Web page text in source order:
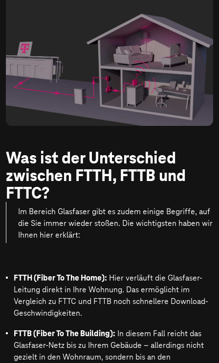
Was ist der Unterschied
zwischen FTTH, FTTB und
FTTC?
Im Bereich Glasfaser gibt es zudem einige Begriffe, auf
die Sie immer wieder stoßen. Die wichtigsten haben wir
Ihnen hier erklärt:
FTTH (Fiber To The Home): Hier verläuft die Glasfaser-
Leitung direkt in Ihre Wohnung. Das ermöglicht im
Vergleich zu FTTC und FTTB noch schnellere Download-
Geschwindigkeiten.
FTTB (Fiber To The Building): In diesem Fall reicht das
Glasfaser-Netz bis zu Ihrem Gebäude – allerdings nicht
gezielt in den Wohnraum, sondern bis an den